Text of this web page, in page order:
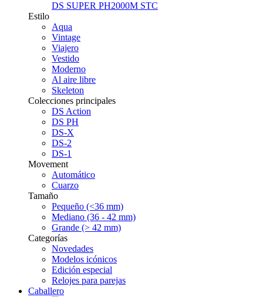
DS SUPER PH2000M STC
Estilo
Aqua
Vintage
Viajero
Vestido
Moderno
Al aire libre
Skeleton
Colecciones principales
DS Action
DS PH
DS-X
DS-2
DS-1
Movement
Automático
Cuarzo
Tamaño
Pequeño (<36 mm)
Mediano (36 - 42 mm)
Grande (> 42 mm)
Categorías
Novedades
Modelos icónicos
Edición especial
Relojes para parejas
Caballero